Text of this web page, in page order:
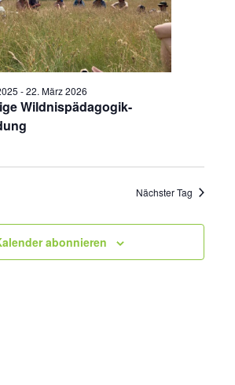
Wildnispädagogik-
-22. März 2026
Nächster Tag
abonnieren